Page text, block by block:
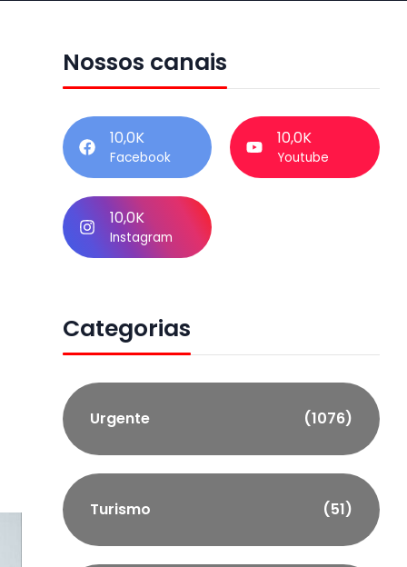
Nossos canais
10,0K
Facebook
10,0K
Youtube
10,0K
Instagram
Categorias
Urgente (1076)
Turismo (51)